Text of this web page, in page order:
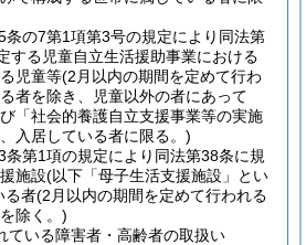
の7第1項第3号の規定により同法第
する児童自立生活援助事業における
児童等(2月以内の期間を定めて行わ
者を除き、児童以外の者にあって
「社会的養護自立支援事業等の実施
入居している者に限る。)
第1項の規定により同法第38条に規
施設(以下「母子生活支援施設」とい
る者(2月以内の期間を定めて行われる
除く。)
いる障害者・高齢者の取扱い